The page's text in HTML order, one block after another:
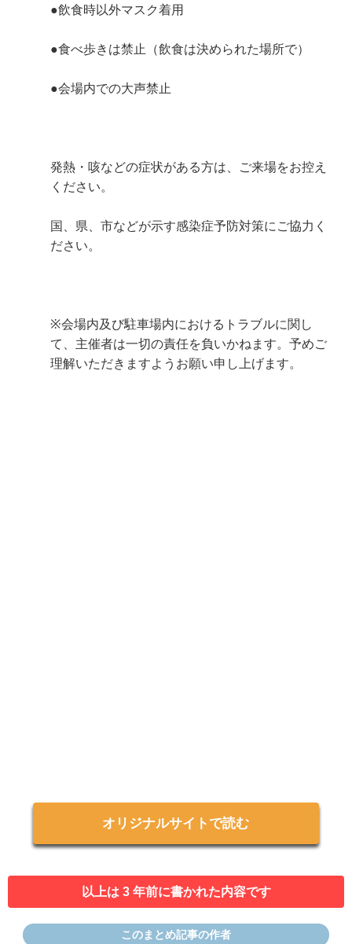
●飲食時以外マスク着用
●食べ歩きは禁止（飲食は決められた場所で）
●会場内での大声禁止
発熱・咳などの症状がある方は、ご来場をお控え
ください。
国、県、市などが示す感染症予防対策にご協力く
ださい。
※会場内及び駐車場内におけるトラブルに関し
て、主催者は一切の責任を負いかねます。予めご
理解いただきますようお願い申し上げます。
オリジナルサイトで読む
以上は 3 年前に書かれた内容です
このまとめ記事の作者